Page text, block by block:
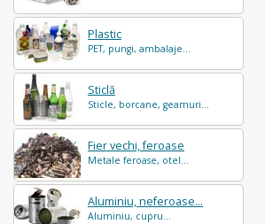
Plastic
PET, pungi, ambalaje...
Sticlă
Sticle, borcane, geamuri...
Fier vechi, feroase
Metale feroase, otel...
Aluminiu, neferoase...
Aluminiu, cupru...